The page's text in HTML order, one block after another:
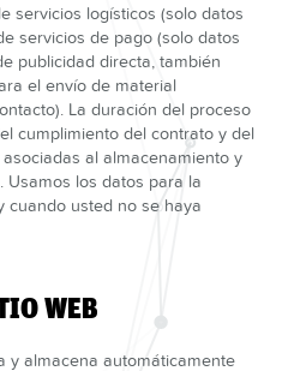
servicios logísticos (solo datos
servicios de pago (solo datos
publicidad directa, también
el envío de material
La duración del proceso
cumplimiento del contrato y del
al almacenamiento y
Usamos los datos para la
cuando usted no se haya
WEB
y almacena automáticamente